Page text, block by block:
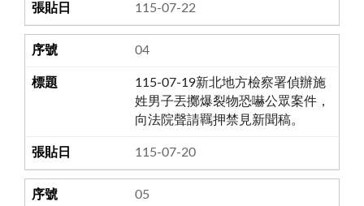
115-07-22
04
115-07-19新北地方檢察署偵辦施
姓男子丟擲爆裂物恐嚇公眾案件，
向法院聲請羈押禁見新聞稿。
115-07-20
05